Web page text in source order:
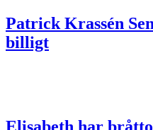
Patrick Krassén
billigt
Elisabeth har